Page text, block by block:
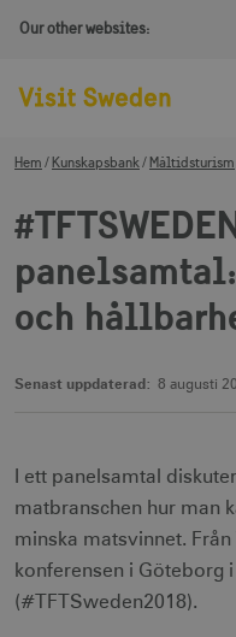
Our other websites:
Hem Kunskapsbank Måltidsturism
och
Senast uppdaterad: 8 augusti
I ett panelsamtal
matbranschen hur man
minska matsvinnet.
konferensen i Göteborg
(#TFTSweden2018).